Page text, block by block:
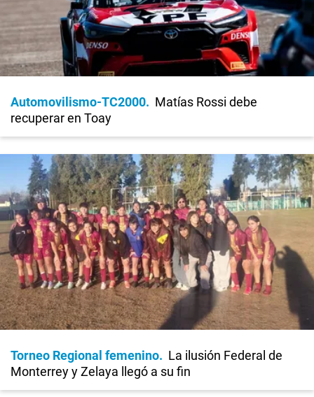
Automovilismo-TC2000
Matías Rossi debe
recuperar en Toay
Torneo Regional femenino
La ilusión Federal de
Monterrey y Zelaya llegó a su fin